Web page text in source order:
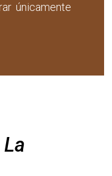
únicamente
La